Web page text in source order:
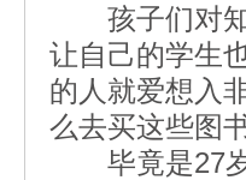
孩子们对知
让自己的学生
的人就爱想入
么去买这些图
毕竟是27岁